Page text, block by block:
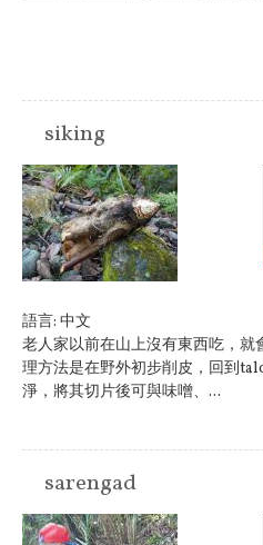
siking
原住民族:阿美族
語言: 中文
老人家以前在山上沒有東西吃，
理方法是在野外初步削皮，回到
淨，將其切片後可與味噌、...
sarengad
原住民族:阿美族